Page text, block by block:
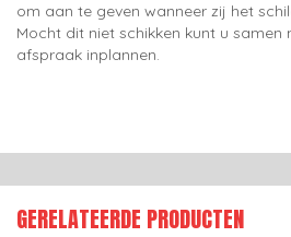
om aan te geven wanneer zij het
Mocht dit niet schikken kunt u samen
afspraak inplannen.
GERELATEERDE PRODUCTEN